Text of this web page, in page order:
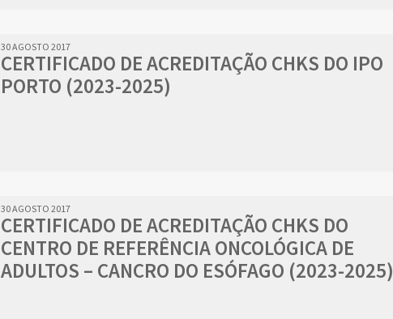
30 AGOSTO 2017
CERTIFICADO DE ACREDITAÇÃO CHKS DO IPO
PORTO (2023-2025)
30 AGOSTO 2017
CERTIFICADO DE ACREDITAÇÃO CHKS DO
CENTRO DE REFERÊNCIA ONCOLÓGICA DE
ADULTOS – CANCRO DO ESÓFAGO (2023-2025)